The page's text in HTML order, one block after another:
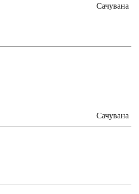
Сачувана
Сачувана